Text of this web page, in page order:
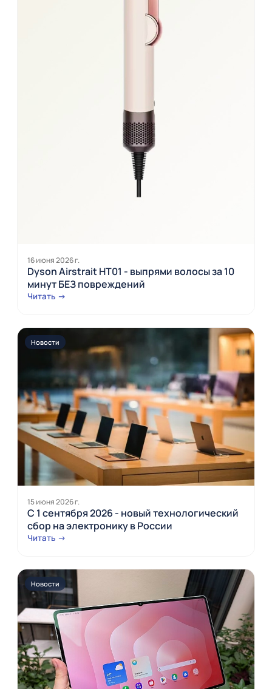
16 июня 2026 г.
Dyson Airstrait HT01 - выпрями волосы за 10
минут БЕЗ повреждений
Читать →
Новости
15 июня 2026 г.
С 1 сентября 2026 - новый технологический
сбор на электронику в России
Читать →
Новости